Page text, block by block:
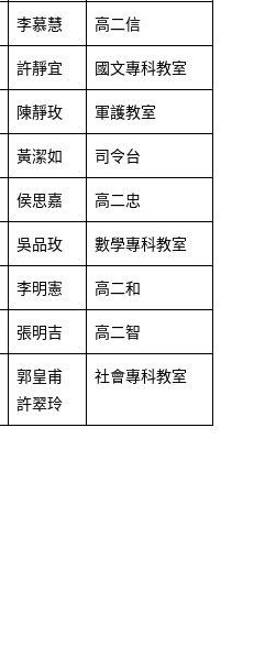
李慕慧 高二信
許靜宜 國文專科教室
陳靜玫 軍護教室
黃潔如 司令台
侯思嘉 高二忠
吳品玫 數學專科教室
李明憲 高二和
張明吉 高二智
郭皇甫
許翠玲
社會專科教室